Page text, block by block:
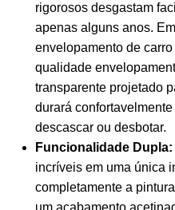
rigorosos desgastam
apenas alguns anos.
envelopamento de
qualidade
transparente projetado
durará
descascar ou desbotar.
Funcionalidade Dupla:
incríveis em uma única
completamente a